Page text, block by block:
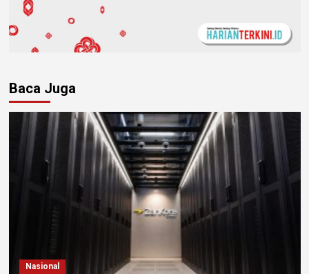
Baca Juga
Nasional